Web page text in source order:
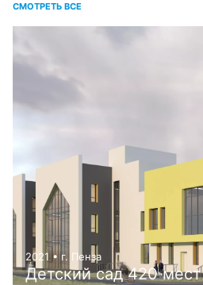
СМОТРЕТЬ ВСЕ
2021 • г. Пенза
Детский сад 420 мест